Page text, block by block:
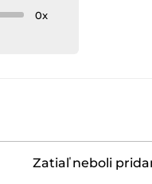
0x
Zatiaľ neboli